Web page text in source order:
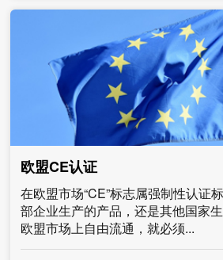
欧盟CE认证
在欧盟市场“CE”标志属强制性认证
部企业生产的产品，还是其他国家
欧盟市场上自由流通，就必须...